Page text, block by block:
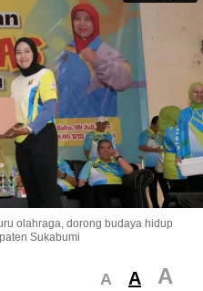
olahraga, dorong budaya hidup
Sukabumi
A A A